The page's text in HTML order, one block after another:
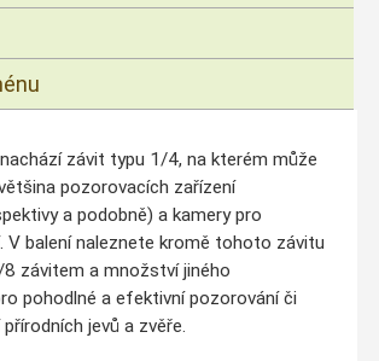
závit typu 1/4, na kterém může
pozorovacích zařízení
a podobně) a kamery pro
balení naleznete kromě tohoto závitu
závitem a množství jiného
pohodlné a efektivní pozorování či
jevů a zvěře.